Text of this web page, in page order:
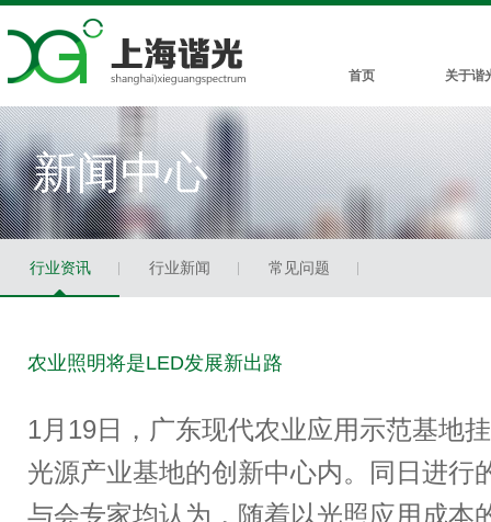
首页 关于谐
新闻中心
行业资讯 行业新闻 常见问题
农业照明将是LED发展新出路
1月19日，广东现代农业应用示范基地
光源产业基地的创新中心内。同日进行
与会专家均认为，随着以光照应用成本